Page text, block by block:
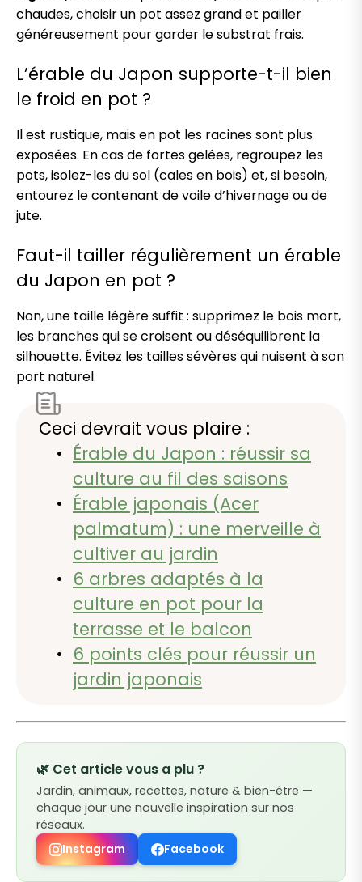
chaudes, choisir un pot assez grand et pailler
généreusement pour garder le substrat frais.
L’érable du Japon supporte-t-il bien
le froid en pot ?
Il est rustique, mais en pot les racines sont plus
exposées. En cas de fortes gelées, regroupez les
pots, isolez-les du sol (cales en bois) et, si besoin,
entourez le contenant de voile d’hivernage ou de
jute.
Faut-il tailler régulièrement un érable
du Japon en pot ?
Non, une taille légère suffit : supprimez le bois mort,
les branches qui se croisent ou déséquilibrent la
silhouette. Évitez les tailles sévères qui nuisent à son
port naturel.
Ceci devrait vous plaire :
Érable du Japon : réussir sa
culture au fil des saisons
Érable japonais (Acer
palmatum) : une merveille à
cultiver au jardin
6 arbres adaptés à la
culture en pot pour la
terrasse et le balcon
6 points clés pour réussir un
jardin japonais
🌿 Cet article vous a plu ?
Jardin, animaux, recettes, nature & bien-être —
chaque jour une nouvelle inspiration sur nos
réseaux.
Instagram
Facebook